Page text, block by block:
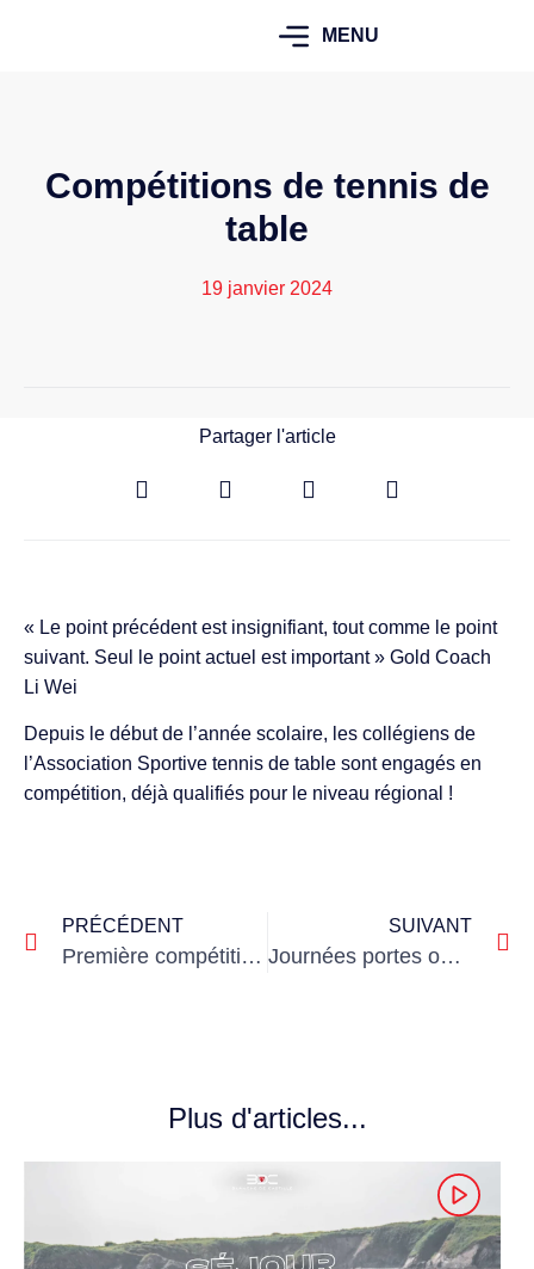
MENU
Compétitions de tennis de
table
19 janvier 2024
Partager l'article
« Le point précédent est insignifiant, tout comme le point
suivant. Seul le point actuel est important » Gold Coach
Li Wei
Depuis le début de l’année scolaire, les collégiens de
l’Association Sportive tennis de table sont engagés en
compétition, déjà qualifiés pour le niveau régional !
PRÉCÉDENT
Première compétition de rugby
SUIVANT
Journées portes ouvertes !
Plus d'articles...